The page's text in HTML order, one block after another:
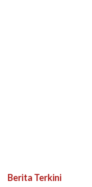
Berita Terkini